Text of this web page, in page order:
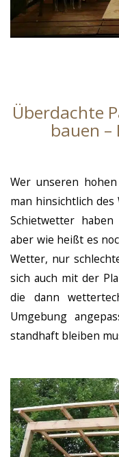
Überdachte
bauen
Wer unseren
man hinsichtlich
Schietwetter
aber wie heißt es
Wetter, nur
sich auch mit der
die dann
Umgebung
standhaft bleiben